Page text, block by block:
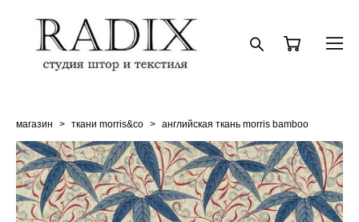
магазин > ткани morris&co > английская ткань morris bamboo